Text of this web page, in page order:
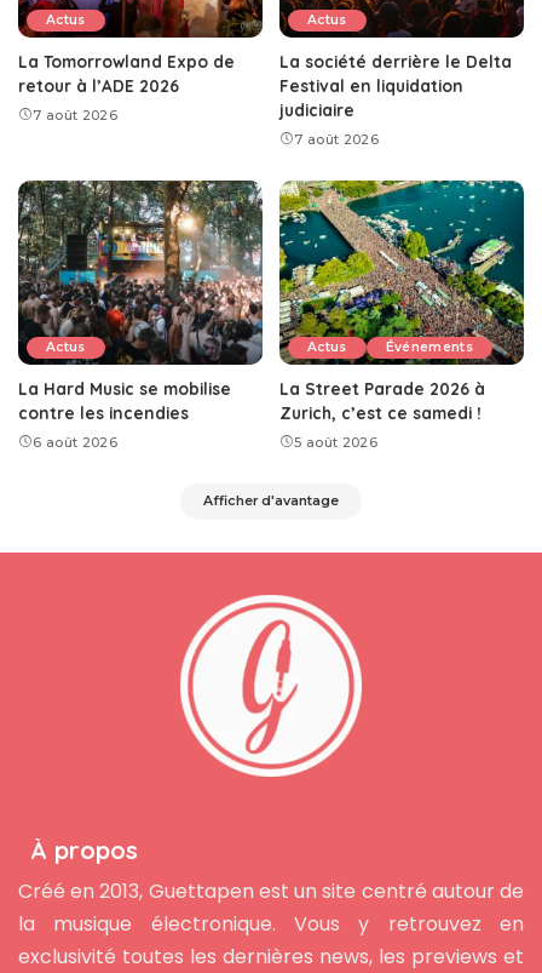
Actus
La Tomorrowland Expo de
retour à l’ADE 2026
7 août 2026
Actus
La société derrière le Delta
Festival en liquidation
judiciaire
7 août 2026
Actus
La Hard Music se mobilise
contre les incendies
6 août 2026
Actus Événements
La Street Parade 2026 à
Zurich, c’est ce samedi !
5 août 2026
Afficher d'avantage
À propos
Créé en 2013, Guettapen est un site centré autour de
la musique électronique. Vous y retrouvez en
exclusivité toutes les dernières news, les previews et